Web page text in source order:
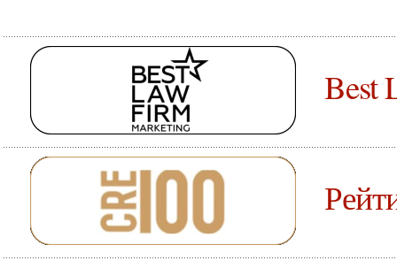
Best